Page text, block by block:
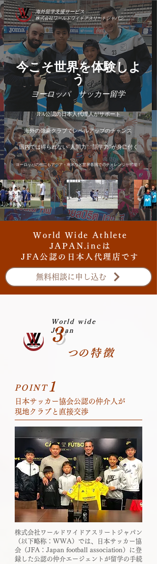
海外留学支援サービス
株式会社ワールドワイドアスリートジャパン
今こそ​世界を体験しよ
う
ヨーロッパ サッカー留学
JFA公認の日本人代理人がサポート
海外の強豪クラブでレベルアップのチャンス
​国内では得られない”人間力” ”語学力”が身に付く
ヨーロッパの他にもアジア・南米など世界各国でのチャレンジが可能！
World Wide Athlete
JAPAN.incは
​JFA公認の日本人代理店です
無料相談に申し込む
World wide
Japan
3
​つの特徴
POINT 1
​日本サッカー協会公認の仲介人が
現地クラブと直接交渉
株式会社ワールドワイドアスリートジャパン
（以下略称：WWA）では、日本サッカー協
会（JFA：Japan football association）に登
録した公認の仲介エージェントが留学の手続